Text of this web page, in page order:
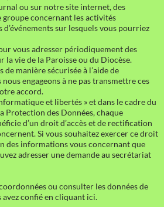
ou sur notre site internet, des
groupe concernant les activités
d’événements sur lesquels vous pourriez
vous adresser périodiquement des
la vie de la Paroisse ou du Diocèse.
de manière sécurisée à l’aide de
engageons à ne pas transmettre ces
accord.
et libertés » et dans le cadre du
Protection des Données, chaque
d’un droit d’accès et de rectification
Si vous souhaitez exercer ce droit
des informations vous concernant que
adresser une demande au secrétariat
ou consulter les données de
confié en cliquant ici.